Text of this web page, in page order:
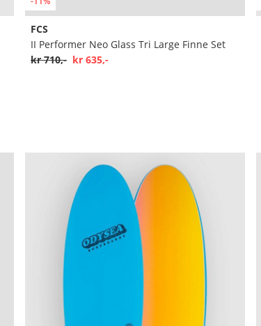
FCS
II Performer Neo Glass Tri Large Finne Set
kr 710,- kr 635,-